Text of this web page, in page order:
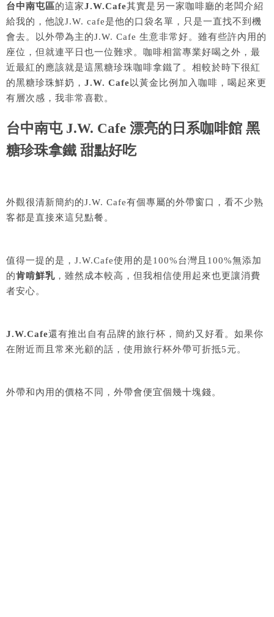
台中南屯區的這家J.W.Cafe其實是另一家咖啡廳的老闆介紹
給我的，他說J.W. cafe是他的口袋名單，只是一直找不到機
會去。以外帶為主的J.W. Cafe 生意非常好。雖有些許內用的
座位，但就連平日也一位難求。咖啡相當專業好喝之外，最
近最紅的應該就是這黑糖珍珠咖啡拿鐵了。相較於時下很紅
的黑糖珍珠鮮奶， J.W. Cafe以黃金比例加入咖啡，喝起來更
有層次感，我非常喜歡。
台中南屯 J.W. Cafe 漂亮的日系咖啡館 黑
糖珍珠拿鐵 甜點好吃
外觀很清新簡約的J.W. Cafe有個專屬的外帶窗口，看不少熟
客都是直接來這兒點餐。
值得一提的是，J.W.Cafe使用的是100%台灣且100%無添加
的肯啃鮮乳 ，雖然成本較高，但我相信使用起來也更讓消費
者安心。
J.W.Cafe還有推出自有品牌的旅行杯，簡約又好看。如果你
在附近而且常來光顧的話，使用旅行杯外帶可折抵5元。
外帶和內用的價格不同，外帶會便宜個幾十塊錢。